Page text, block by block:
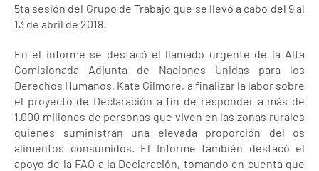
5ta sesión del Grupo de Trabajo que se llevó a cabo del 9 al
13 de abril de 2018.
En el informe se destacó el llamado urgente de la Alta
Comisionada Adjunta de Naciones Unidas para los
Derechos Humanos, Kate Gilmore, a finalizar la labor sobre
el proyecto de Declaración a fin de responder a más de
1.000 millones de personas que viven en las zonas rurales
quienes suministran una elevada proporción del os
alimentos consumidos. El Informe también destacó el
apoyo de la FAO a la Declaración, tomando en cuenta que